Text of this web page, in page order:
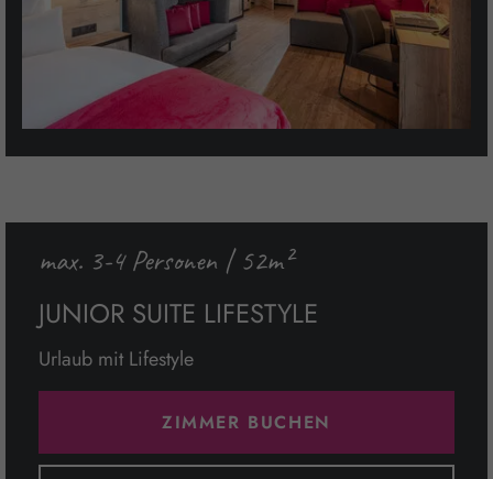
max. 3-4 Personen | 52m²
JUNIOR SUITE LIFESTYLE
Urlaub mit Lifestyle
ZIMMER BUCHEN